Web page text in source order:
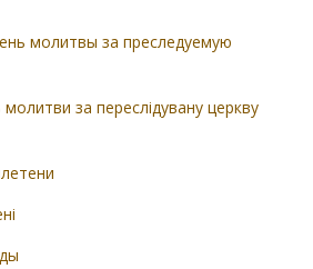
молитвы за преследуемую
за переслідувану церкву